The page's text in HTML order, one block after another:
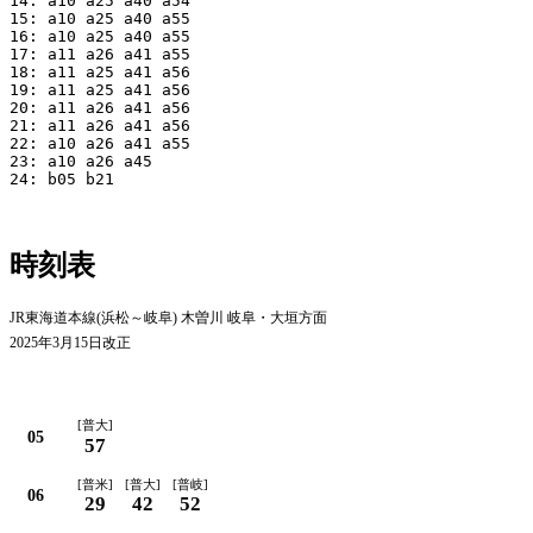
15: a10 a25 a40 a55
16: a10 a25 a40 a55
17: a11 a26 a41 a55
18: a11 a25 a41 a56
19: a11 a25 a41 a56
20: a11 a26 a41 a56
21: a11 a26 a41 a56
22: a10 a26 a41 a55
23: a10 a26 a45
24: b05 b21
時刻表
JR東海道本線(浜松～岐阜) 木曽川 岐阜・大垣方面
2025年3月15日改正
05
[普大]
57
06
[普米]
29
[普大]
42
[普岐]
52